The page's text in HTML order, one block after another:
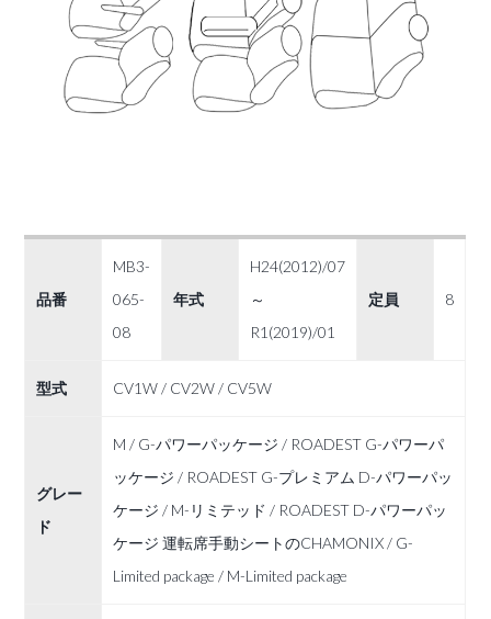
品番
MB3-
065-
08
年式
H24(2012)/07
～
R1(2019)/01
定員 8
型式 CV1W / CV2W / CV5W
グレー
ド
M / G-パワーパッケージ / ROADEST G-パワーパ
ッケージ / ROADEST G-プレミアム D-パワーパッ
ケージ / M-リミテッド / ROADEST D-パワーパッ
ケージ 運転席手動シートのCHAMONIX / G-
Limited package / M-Limited package